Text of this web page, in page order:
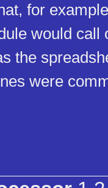
for
would call
the
were